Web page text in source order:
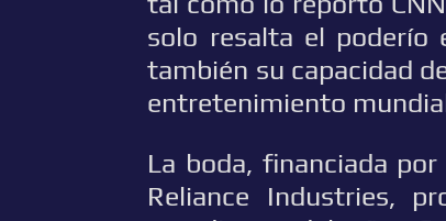
solo resalta el poderío
también su capacidad
entretenimiento
La boda, financiada
Reliance Industries,